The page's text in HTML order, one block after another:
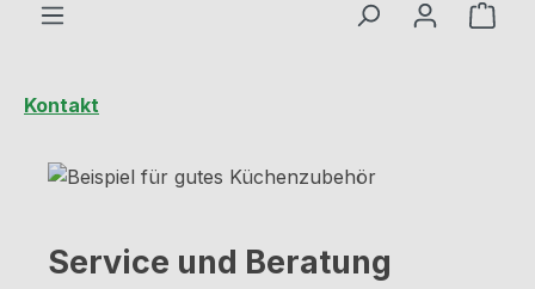
Kontakt
Service und Beratung